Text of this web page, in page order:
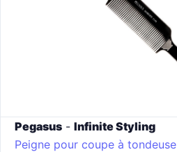
Pegasus - Infinite Styling
Peigne pour coupe à tondeuse